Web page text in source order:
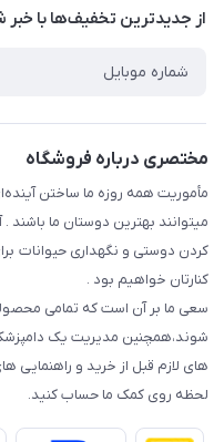
تماس با ما
سوالات متداول
شرایط ارسال رایگان
از جدید‌ترین تخفیف‌ها با‌ خبر
مختصری درباره فروشگاه
مأموریت همه روزه ما ساختن
میتوانند بهترین دوستان ما
کردن دوستی و نگهداری حیوانات
کنارتان خواهیم بود .
سعی ما بر آن است که تمامی
شوند،همچنین مدیریت یک
های لازم قبل از خرید و راهنمایی
لحظه روی کمک ما حساب کنید.